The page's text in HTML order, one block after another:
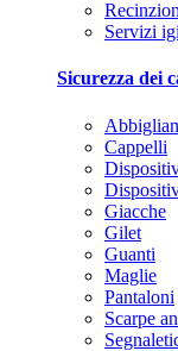
Servizi
Sicurezza dei
Cappelli
Giacche
Gilet
Guanti
Maglie
Pantaloni
Scarpe